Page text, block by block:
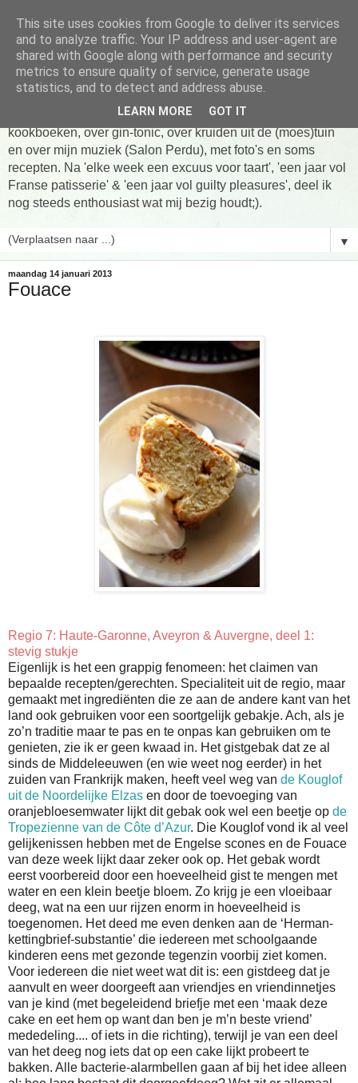
Tarte taart An
Tien jaar Tarte taart An! Niet altijd online, wel vaak te vinden
in de keuken! Om te koken, om te eten en om verhalen te
delen. Over Franse patisserie, over koken uit favoriete
kookboeken, over gin-tonic, over kruiden uit de (moes)tuin
en over mijn muziek (Salon Perdu), met foto's en soms
recepten. Na 'elke week een excuus voor taart', 'een jaar vol
Franse patisserie' & 'een jaar vol guilty pleasures', deel ik
nog steeds enthousiast wat mij bezig houdt;).
▼
maandag 14 januari 2013
Fouace
Regio 7: Haute-Garonne, Aveyron & Auvergne, deel 1:
stevig stukje
Eigenlijk is het een grappig fenomeen: het claimen van
bepaalde recepten/gerechten. Specialiteit uit de regio, maar
gemaakt met ingrediënten die ze aan de andere kant van het
land ook gebruiken voor een soortgelijk gebakje. Ach, als je
zo’n traditie maar te pas en te onpas kan gebruiken om te
genieten, zie ik er geen kwaad in. Het gistgebak dat ze al
sinds de Middeleeuwen (en wie weet nog eerder) in het
zuiden van Frankrijk maken, heeft veel weg van de Kouglof
uit de Noordelijke Elzas en door de toevoeging van
oranjebloesemwater lijkt dit gebak ook wel een beetje op de
Tropezienne van de Côte d’Azur. Die Kouglof vond ik al veel
gelijkenissen hebben met de Engelse scones en de Fouace
van deze week lijkt daar zeker ook op. Het gebak wordt
eerst voorbereid door een hoeveelheid gist te mengen met
water en een klein beetje bloem. Zo krijg je een vloeibaar
deeg, wat na een uur rijzen enorm in hoeveelheid is
toegenomen. Het deed me even denken aan de ‘Herman-
kettingbrief-substantie’ die iedereen met schoolgaande
kinderen eens met gezonde tegenzin voorbij ziet komen.
Voor iedereen die niet weet wat dit is: een gistdeeg dat je
aanvult en weer doorgeeft aan vriendjes en vriendinnetjes
van je kind (met begeleidend briefje met een ‘maak deze
cake en eet hem op want dan ben je m’n beste vriend’
mededeling.... of iets in die richting), terwijl je van een deel
van het deeg nog iets dat op een cake lijkt probeert te
bakken. Alle bacterie-alarmbellen gaan af bij het idee alleen
This site uses cookies from Google to deliver its services
and to analyze traffic. Your IP address and user-agent are
shared with Google along with performance and security
metrics to ensure quality of service, generate usage
statistics, and to detect and address abuse.
LEARN MORE GOT IT